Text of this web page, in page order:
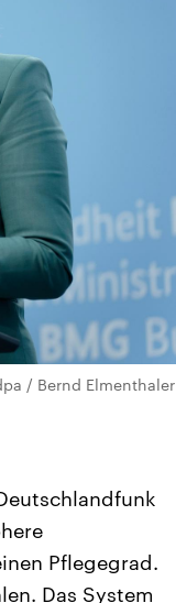
/ Bernd Elmenthaler
Pflegegrad.
Das System